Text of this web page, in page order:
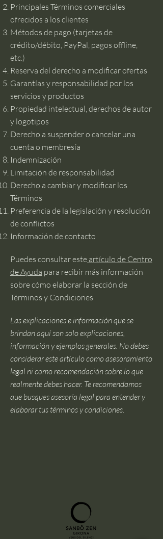
Principales Términos comerciales
ofrecidos a los clientes
Métodos de pago (tarjetas de
crédito/débito, PayPal, pagos offline,
etc.)
Reserva del derecho a modificar ofertas
Garantías y responsabilidad por los
servicios y productos
Propiedad intelectual, derechos de autor
y logotipos
Derecho a suspender o cancelar una
cuenta o membresía
Indemnización
Limitación de responsabilidad
Derecho a cambiar y modificar los
Términos
Preferencia de la legislación y resolución
de conflictos
Información de contacto
Puedes consultar este artículo de Centro
de Ayuda para recibir más información
sobre cómo elaborar la sección de
Términos y Condiciones
Las explicaciones e información que se
brindan aquí son solo explicaciones,
información y ejemplos generales. No debes
considerar este artículo como asesoramiento
legal ni como recomendación sobre lo que
realmente debes hacer. Te recomendamos
que busques asesoría legal para entender y
elaborar tus términos y condiciones.